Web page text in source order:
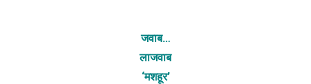
जवाब…
लाजवाब
‘मशहूर’